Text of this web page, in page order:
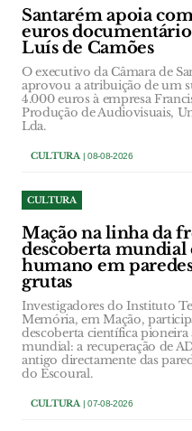
Santarém apoia
euros
Luís de Camões
O executivo da Câmara de
aprovou a atribuição de um
4.000 euros à empresa
Produção de Audiovisuais,
Lda.
CULTURA| 08-08-2026
CULTURA
Mação na linha da
descoberta mundial
humano em
grutas
Investigadores do Instituto
Memória, em Mação,
descoberta científica pioneira
mundial: a recuperação de
antigo directamente das
do Escoural.
CULTURA| 07-08-2026